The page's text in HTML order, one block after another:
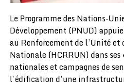
Le Programme des Nations-
Développement (PNUD)
au Renforcement de l’Unité
Nationale (HCRRUN) dans
nationales et campagnes de
l’édification d’une